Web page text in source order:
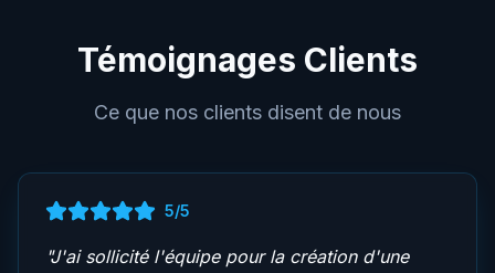
Témoignages Clients
Ce que nos clients disent de nous
5/5
"J'ai sollicité l'équipe pour la création d'une